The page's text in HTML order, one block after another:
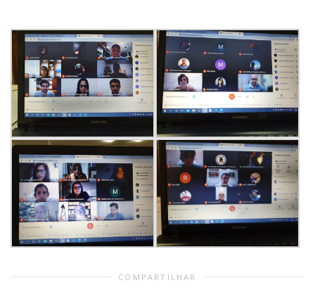
COMPARTILHAR